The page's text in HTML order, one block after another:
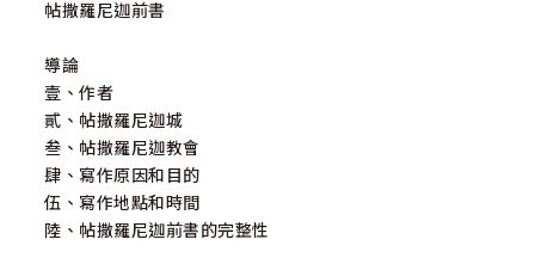
帖撒羅尼迦前書
導論
壹、作者
貳、帖撒羅尼迦城
叁、帖撒羅尼迦教會
肆、寫作原因和目的
伍、寫作地點和時間
陸、帖撒羅尼迦前書的完整性